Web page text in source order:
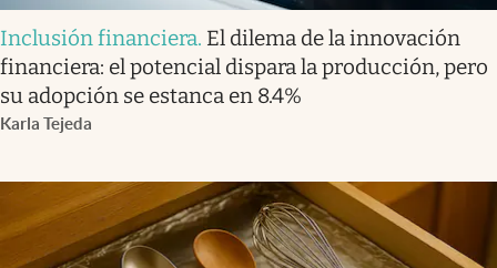
Inclusión financiera. El dilema de la innovación
financiera: el potencial dispara la producción, pero
su adopción se estanca en 8.4%
Karla Tejeda